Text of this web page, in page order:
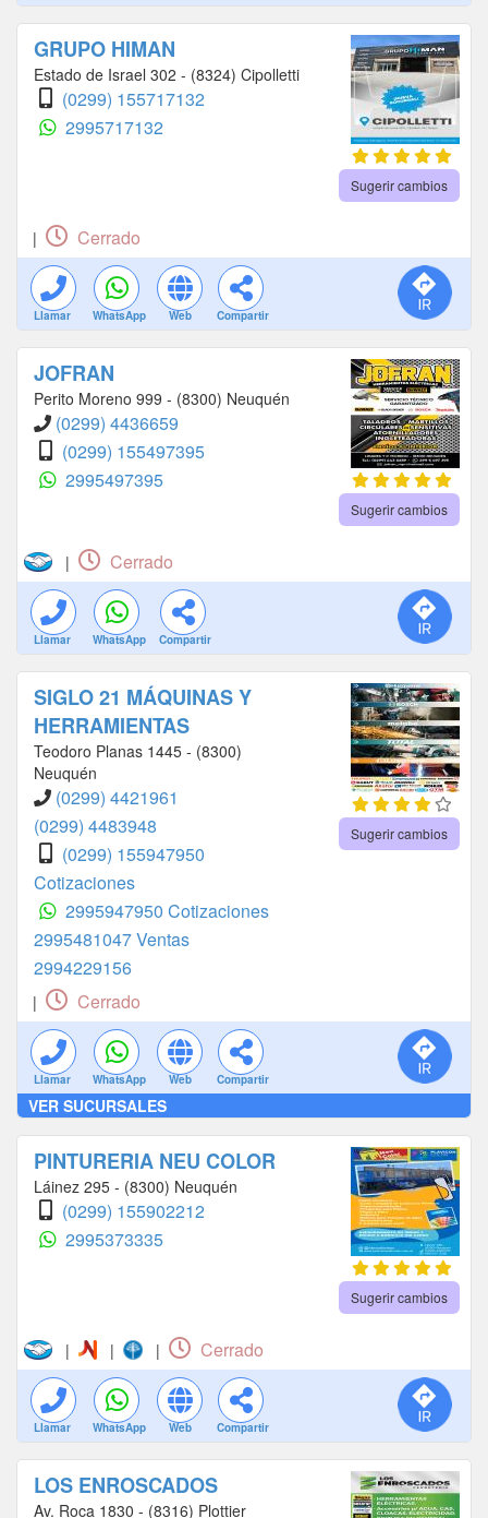
GRUPO HIMAN
Estado de Israel 302 - (8324) Cipolletti
(0299) 155717132
2995717132
Sugerir cambios
| Cerrado
Llamar WhatsApp Web Compartir
JOFRAN
Perito Moreno 999 - (8300) Neuquén
(0299) 4436659
(0299) 155497395
2995497395
Sugerir cambios
| Cerrado
Llamar WhatsApp Compartir
SIGLO 21 MÁQUINAS Y
HERRAMIENTAS
Teodoro Planas 1445 - (8300)
Neuquén
(0299) 4421961
(0299) 4483948
(0299) 155947950
Cotizaciones
2995947950 Cotizaciones
2995481047 Ventas
2994229156
Sugerir cambios
| Cerrado
Llamar WhatsApp Web Compartir
VER SUCURSALES
PINTURERIA NEU COLOR
Láinez 295 - (8300) Neuquén
(0299) 155902212
2995373335
Sugerir cambios
| | | Cerrado
Llamar WhatsApp Web Compartir
LOS ENROSCADOS
Av. Roca 1830 - (8316) Plottier